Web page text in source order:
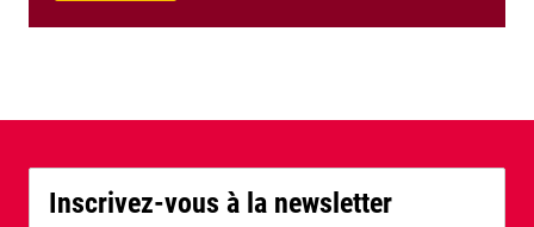
Inscrivez-vous à la newsletter